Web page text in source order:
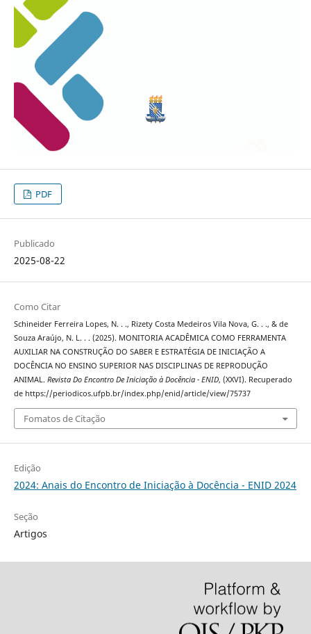
PDF
Publicado
2025-08-22
Como Citar
Schineider Ferreira Lopes, N. . ., Rizety Costa Medeiros Vila Nova, G. . ., & de
Souza Araújo, N. L. . . (2025). MONITORIA ACADÊMICA COMO FERRAMENTA
AUXILIAR NA CONSTRUÇÃO DO SABER E ESTRATÉGIA DE INICIAÇÃO A
DOCÊNCIA NO ENSINO SUPERIOR NAS DISCIPLINAS DE REPRODUÇÃO
ANIMAL. Revista Do Encontro De Iniciação à Docência - ENID, (XXVI). Recuperado
de https://periodicos.ufpb.br/index.php/enid/article/view/75737
Fomatos de Citação
Edição
2024: Anais do Encontro de Iniciação à Docência - ENID 2024
Seção
Artigos